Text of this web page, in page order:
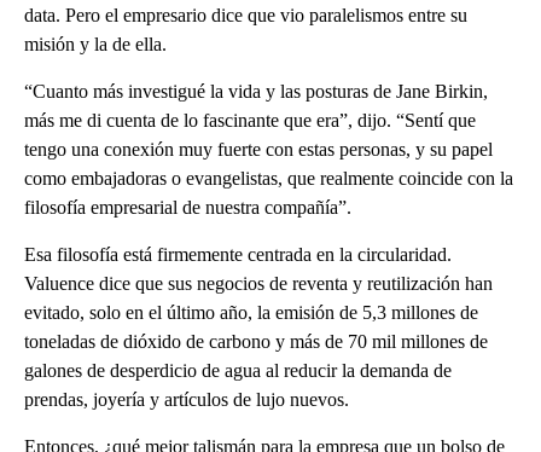
data. Pero el empresario dice que vio paralelismos entre su
misión y la de ella.
“Cuanto más investigué la vida y las posturas de Jane Birkin,
más me di cuenta de lo fascinante que era”, dijo. “Sentí que
tengo una conexión muy fuerte con estas personas, y su papel
como embajadoras o evangelistas, que realmente coincide con la
filosofía empresarial de nuestra compañía”.
Esa filosofía está firmemente centrada en la circularidad.
Valuence dice que sus negocios de reventa y reutilización han
evitado, solo en el último año, la emisión de 5,3 millones de
toneladas de dióxido de carbono y más de 70 mil millones de
galones de desperdicio de agua al reducir la demanda de
prendas, joyería y artículos de lujo nuevos.
Entonces, ¿qué mejor talismán para la empresa que un bolso de